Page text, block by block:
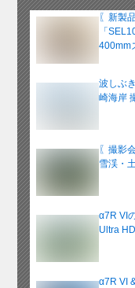
イ
ブ
〖新製
「
400mm
波しぶ
崎海岸
〖撮影
雪渓・
α7R VI
Ultra
α7R VI